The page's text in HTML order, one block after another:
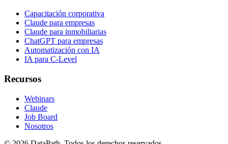
Capacitación corporativa
Claude para empresas
Claude para inmobiliarias
ChatGPT para empresas
Automatización con IA
IA para C-Level
Recursos
Webinars
Claude
Job Board
Nosotros